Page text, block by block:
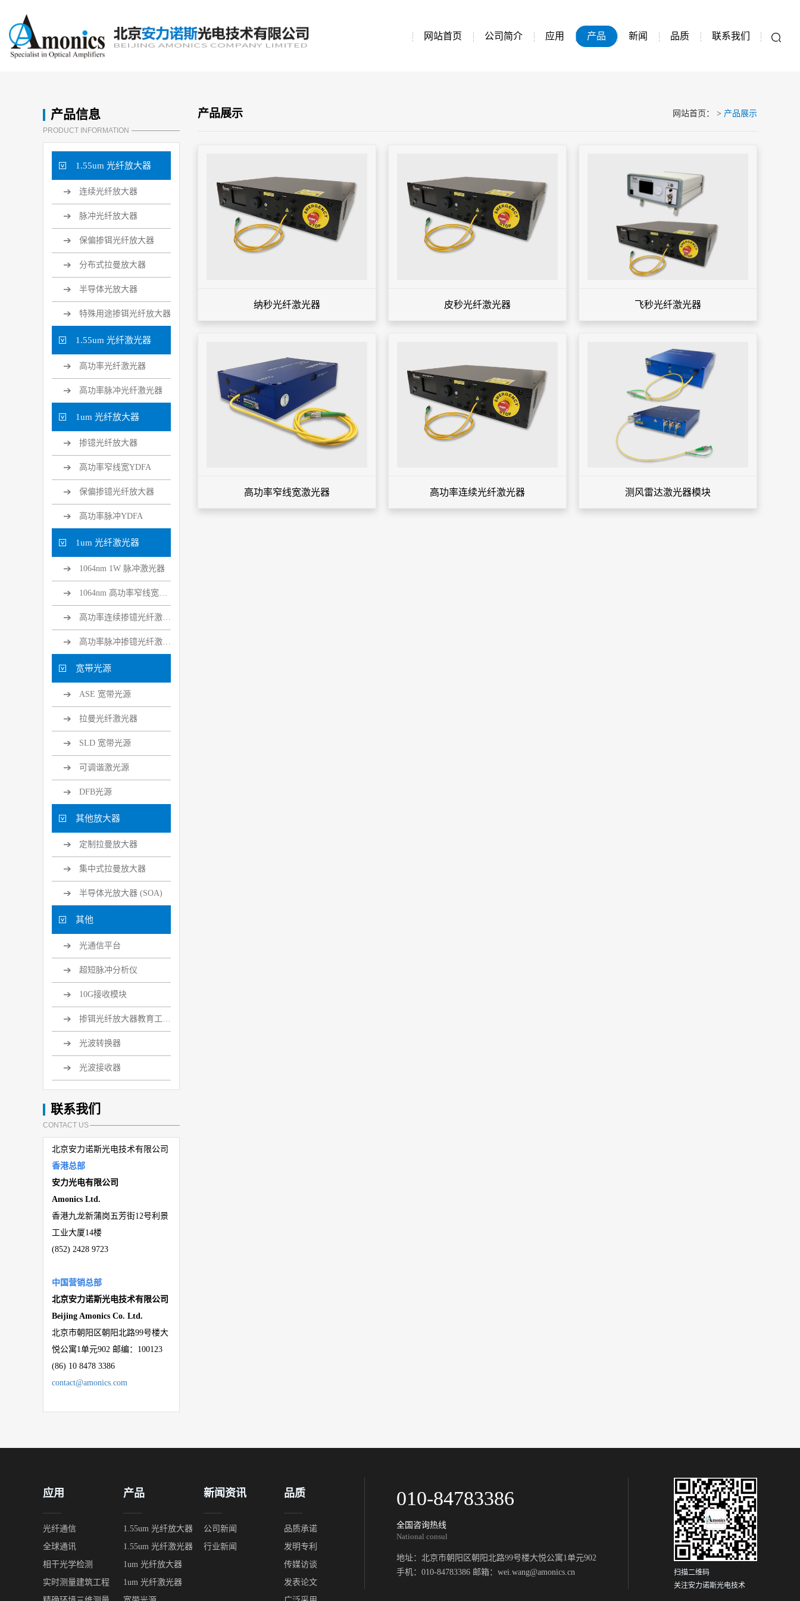
网站首页 公司简介 应用 产品 新闻 品质 联系我们
产品信息
PRODUCT INFORMATION
1.55um 光纤放大器
连续光纤放大器
脉冲光纤放大器
保偏掺铒光纤放大器
分布式拉曼放大器
半导体光放大器
特殊用途掺铒光纤放大器
1.55um 光纤激光器
高功率光纤激光器
高功率脉冲光纤激光器
1um 光纤放大器
掺镱光纤放大器
高功率窄线宽YDFA
保偏掺镱光纤放大器
高功率脉冲YDFA
1um 光纤激光器
1064nm 1W 脉冲激光器
1064nm 高功率窄线宽光纤激光器
高功率连续掺镱光纤激光器
高功率脉冲掺镱光纤激光器
宽带光源
ASE 宽带光源
拉曼光纤激光器
SLD 宽带光源
可调谐激光源
DFB光源
其他放大器
定制拉曼放大器
集中式拉曼放大器
半导体光放大器 (SOA)
其他
光通信平台
超短脉冲分析仪
10G接收模块
掺铒光纤放大器教育工具套装
光波转换器
光波接收器
联系我们
CONTACT US
北京安力诺斯光电技术有限公司
香港总部
安力光电有限公司
Amonics Ltd.
香港九龙新蒲岗五芳街12号利景
工业大厦14楼
(852) 2428 9723
中国营销总部
北京安力诺斯光电技术有限公司
Beijing Amonics Co. Ltd.
北京市朝阳区朝阳北路99号楼大
悦公寓1单元902 邮编： 100123
(86) 10 8478 3386
contact@amonics.com
产品展示 网站首页 ： > 产品展示
纳秒光纤激光器 皮秒光纤激光器 飞秒光纤激光器
高功率窄线宽激光器 高功率连续光纤激光器 测风雷达激光器模块
应用
光纤通信
全球通讯
相干光学检测
实时测量建筑工程
产品
1.55um 光纤放大器
1.55um 光纤激光器
1um 光纤放大器
1um 光纤激光器
新闻资讯
公司新闻
行业新闻
品质
品质承诺
发明专利
传媒访谈
发表论文
010-84783386
全国咨询热线
National consul
地址：北京市朝阳区朝阳北路99号楼大悦公寓1单元902
手机：010-84783386 邮箱：wei.wang@amonics.cn
扫描二维码
关注安力诺斯光电技术